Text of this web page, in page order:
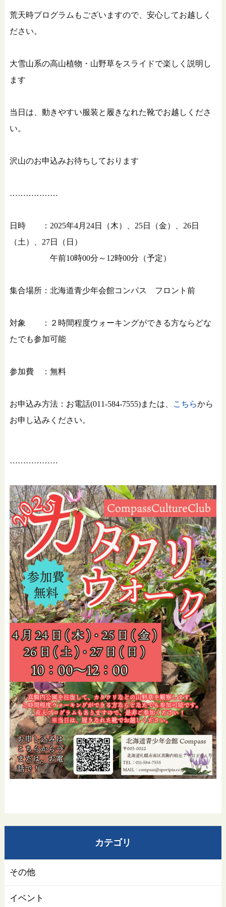
荒天時プログラムもございますので、安心してお越しく
ださい。
大雪山系の高山植物・山野草をスライドで楽しく説明し
ます
当日は、動きやすい服装と履きなれた靴でお越しくださ
い。
沢山のお申込みお待ちしております
………………
日時 ：2025年4月24日（木）、25日（金）、26日
（土）、27日（日）
午前10時00分～12時00分（予定）
集合場所：北海道青少年会館コンパス フロント前
対象 ：２時間程度ウォーキングができる方ならどな
たでも参加可能
参加費 ：無料
お申込み方法：お電話(011-584-7555)または、 こちらから
お申し込みください。
………………
カテゴリ
その他
イベント